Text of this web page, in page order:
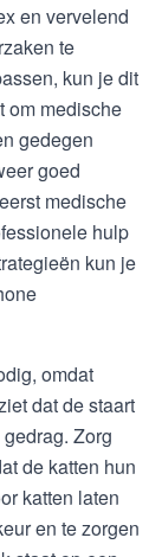
en vervelend
te
kun je dit
om medische
gedegen
goed
medische
hulp
kun je
omdat
dat de staart
Zorg
de katten hun
katten laten
en te zorgen